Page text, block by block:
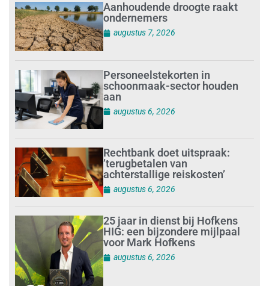
Aanhoudende droogte raakt
ondernemers
augustus 7, 2026
Personeelstekorten in
schoonmaak-sector houden
aan
augustus 6, 2026
Rechtbank doet uitspraak:
’terugbetalen van
achterstallige reiskosten’
augustus 6, 2026
25 jaar in dienst bij Hofkens
HIG: een bijzondere mijlpaal
voor Mark Hofkens
augustus 6, 2026